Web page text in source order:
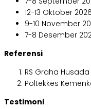
12-13 Oktober 2026
9-10 November
7-8 Desember
Referensi
RS Graha
Poltekkes
Testimoni